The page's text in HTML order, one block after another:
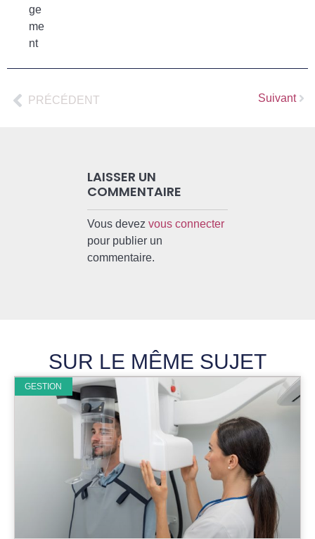
ge
me
nt
PRÉCÉDENT Suivant
LAISSER UN
COMMENTAIRE
Vous devezvous connecter
pour publier un
commentaire.
SUR LE MÊME SUJET
GESTION